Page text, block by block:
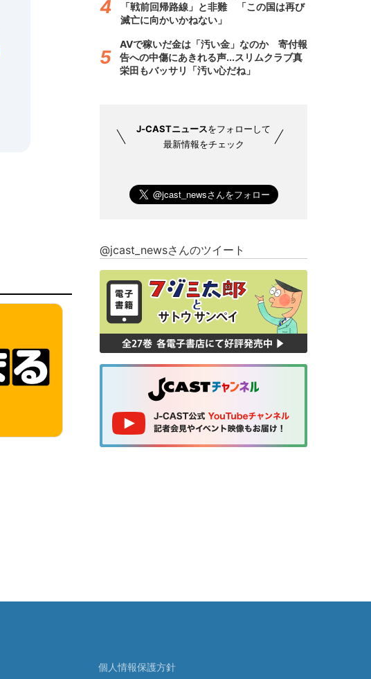
「戦前回帰路線」と非難 「この国は再び
滅亡に向かいかねない」
AVで稼いだ金は「汚い金」なのか 寄付報
告への中傷にあきれる声...スリムクラブ真
栄田もバッサリ「汚い心だね」
J-CASTニュースをフォローして
最新情報をチェック
@jcast_newsさんのツイート
個人情報保護方針